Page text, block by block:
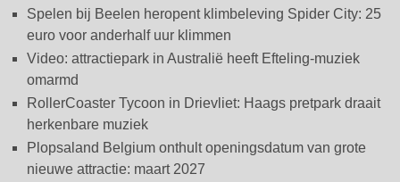
Spelen bij Beelen heropent klimbeleving Spider City: 25
euro voor anderhalf uur klimmen
Video: attractiepark in Australië heeft Efteling-muziek
omarmd
RollerCoaster Tycoon in Drievliet: Haags pretpark draait
herkenbare muziek
Plopsaland Belgium onthult openingsdatum van grote
nieuwe attractie: maart 2027